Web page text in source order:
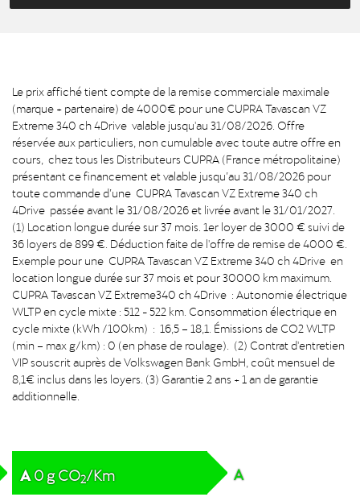
Le prix affiché tient compte de la remise commerciale maximale
(marque + partenaire) de 4000€ pour une CUPRA Tavascan VZ
Extreme 340 ch 4Drive valable jusqu'au 31/08/2026. Offre
réservée aux particuliers, non cumulable avec toute autre offre en
cours, chez tous les Distributeurs CUPRA (France métropolitaine)
présentant ce financement et valable jusqu’au 31/08/2026 pour
toute commande d’une CUPRA Tavascan VZ Extreme 340 ch
4Drive passée avant le 31/08/2026 et livrée avant le 31/01/2027.
(1) Location longue durée sur 37 mois. 1er loyer de 3000 € suivi de
36 loyers de 899 €. Déduction faite de l'offre de remise de 4000 €.
Exemple pour une CUPRA Tavascan VZ Extreme 340 ch 4Drive en
location longue durée sur 37 mois et pour 30000 km maximum.
CUPRA Tavascan VZ Extreme340 ch 4Drive : Autonomie électrique
WLTP en cycle mixte : 512 - 522 km. Consommation électrique en
cycle mixte (kWh /100km) : 16,5 – 18,1. Émissions de CO2 WLTP
(min – max g/km) : 0 (en phase de roulage). (2) Contrat d'entretien
VIP souscrit auprès de Volkswagen Bank GmbH, coût mensuel de
8,1€ inclus dans les loyers. (3) Garantie 2 ans + 1 an de garantie
additionnelle.
A0gCO2/Km A